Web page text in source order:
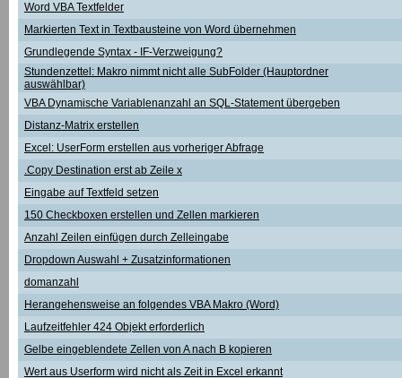
Word VBA Textfelder
Markierten Text in Textbausteine von Word übernehmen
Grundlegende Syntax - IF-Verzweigung?
Stundenzettel: Makro nimmt nicht alle SubFolder (Hauptordner
auswählbar)
VBA Dynamische Variablenanzahl an SQL-Statement übergeben
Distanz-Matrix erstellen
Excel: UserForm erstellen aus vorheriger Abfrage
.Copy Destination erst ab Zeile x
Eingabe auf Textfeld setzen
150 Checkboxen erstellen und Zellen markieren
Anzahl Zeilen einfügen durch Zelleingabe
Dropdown Auswahl + Zusatzinformationen
domanzahl
Herangehensweise an folgendes VBA Makro (Word)
Laufzeitfehler 424 Objekt erforderlich
Gelbe eingeblendete Zellen von A nach B kopieren
Wert aus Userform wird nicht als Zeit in Excel erkannt